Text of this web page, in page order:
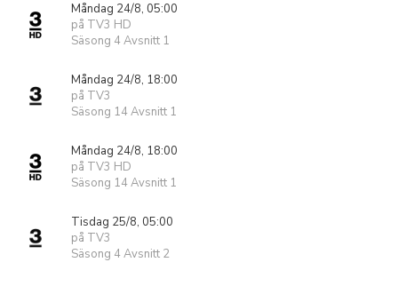
Måndag 24/8, 05:00
på TV3 HD
Säsong 4 Avsnitt 1
Måndag 24/8, 18:00
på TV3
Säsong 14 Avsnitt 1
Måndag 24/8, 18:00
på TV3 HD
Säsong 14 Avsnitt 1
Tisdag 25/8, 05:00
på TV3
Säsong 4 Avsnitt 2